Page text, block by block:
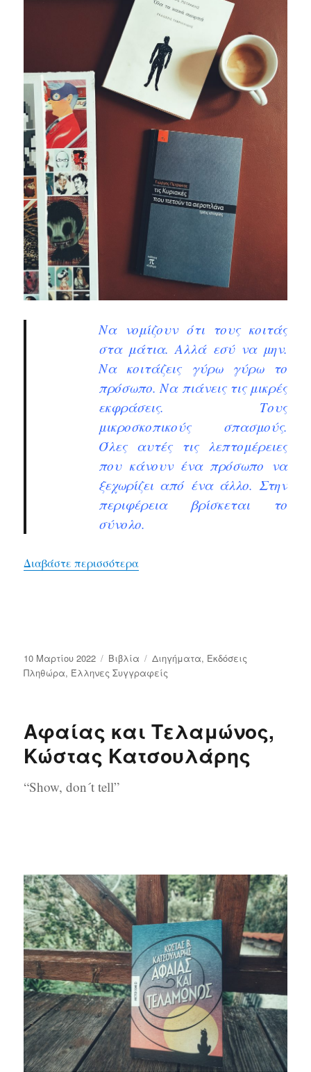
Να νομίζουν ότι τους κοιτάς
στα μάτια. Αλλά εσύ να μην.
Να κοιτάζεις γύρω γύρω το
πρόσωπο. Να πιάνεις τις μικρές
εκφράσεις. Τους
μικροσκοπικούς σπασμούς.
Όλες αυτές τις λεπτομέρειες
που κάνουν ένα πρόσωπο να
ξεχωρίζει από ένα άλλο. Στην
περιφέρεια βρίσκεται το
σύνολο.
Διαβάστε περισσότερα
Δημοσιεύτηκε
την
10 Μαρτίου 2022 Κατηγορίες
Bιβλία Ετικέτες
Διηγήματα, Εκδόσεις
Πληθώρα, Έλληνες Συγγραφείς
Αφαίας και Τελαμώνος,
Κώστας Κατσουλάρης
“Show, don´t tell”